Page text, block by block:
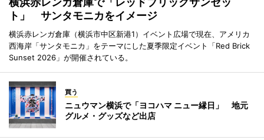
ト」 サンタモニカをイメージ
横浜赤レンガ倉庫（横浜市中区新港1）イベント広場で現在、アメリカ
西海岸「サンタモニカ」をテーマにした夏季限定イベント「Red Brick
Sunset 2026」が開催されている。
買う
ニュウマン横浜で「ヨコハマ ニュー縁日」 地元
グルメ・グッズなど出店